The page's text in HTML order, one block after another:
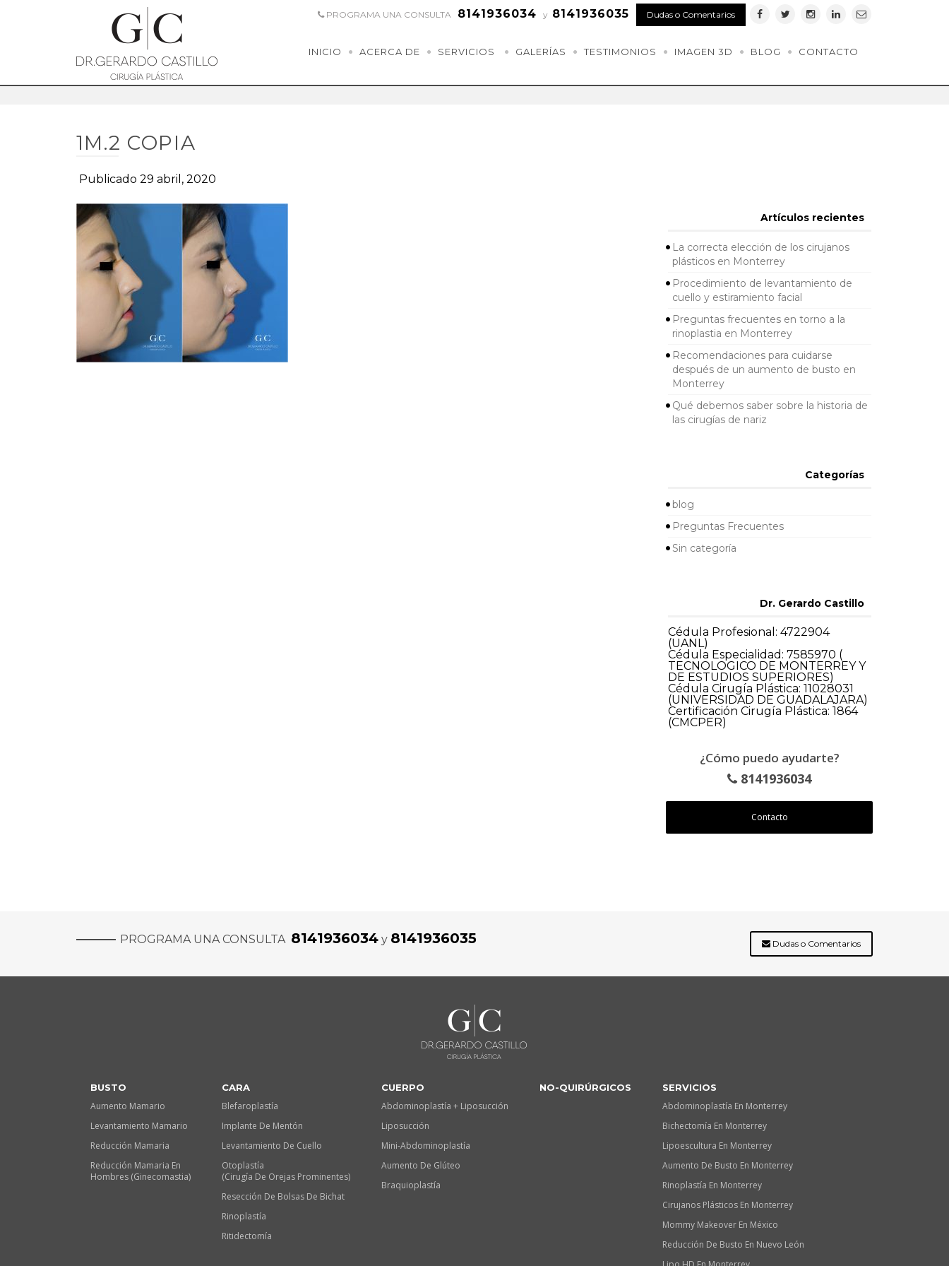
PROGRAMA UNA CONSULTA 8141936034 y 8141936035 Dudas o Comentarios
INICIO ACERCA DE SERVICIOS GALERÍAS TESTIMONIOS IMAGEN 3D BLOG CONTACTO
1M.2 COPIA
Publicado 29 abril, 2020
Artículos recientes
La correcta elección de los cirujanos
plásticos en Monterrey
Procedimiento de levantamiento de
cuello y estiramiento facial
Preguntas frecuentes en torno a la
rinoplastia en Monterrey
Recomendaciones para cuidarse
después de un aumento de busto en
Monterrey
Qué debemos saber sobre la historia de
las cirugías de nariz
Categorías
blog
Preguntas Frecuentes
Sin categoría
Dr. Gerardo Castillo
Cédula Profesional: 4722904
(UANL)
Cédula Especialidad: 7585970 (
TECNOLOGICO DE MONTERREY Y
DE ESTUDIOS SUPERIORES)
Cédula Cirugía Plástica: 11028031
(UNIVERSIDAD DE GUADALAJARA)
Certificación Cirugía Plástica: 1864
(CMCPER)
¿Cómo puedo ayudarte?
8141936034
Contacto
PROGRAMA UNA CONSULTA 8141936034 y 8141936035 Dudas o Comentarios
BUSTO
Aumento Mamario
Levantamiento Mamario
Reducción Mamaria
Reducción Mamaria En
Hombres (Ginecomastia)
CARA
Blefaroplastía
Implante De Mentón
Levantamiento De Cuello
Otoplastía
(Cirugía De Orejas Prominentes)
Resección De Bolsas De Bichat
Rinoplastía
Ritidectomía
CUERPO
Abdominoplastía + Liposucción
Liposucción
Mini-Abdominoplastía
Aumento De Glúteo
Braquioplastía
NO-QUIRÚRGICOS SERVICIOS
Abdominoplastía En Monterrey
Bichectomía En Monterrey
Lipoescultura En Monterrey
Aumento De Busto En Monterrey
Rinoplastía En Monterrey
Cirujanos Plásticos En Monterrey
Mommy Makeover En México
Reducción De Busto En Nuevo León